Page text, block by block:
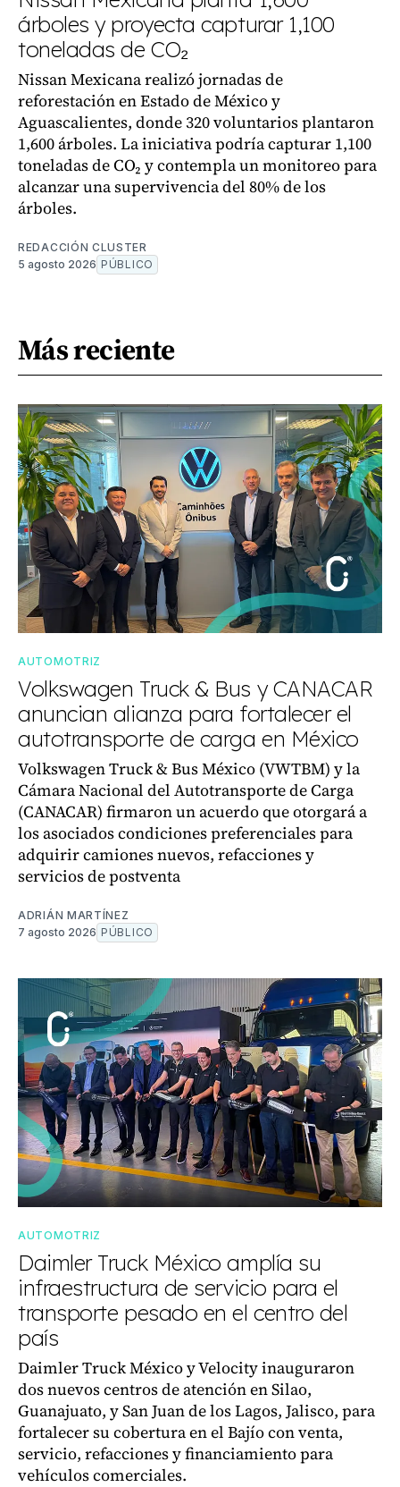
árboles y proyecta capturar 1,100
toneladas de CO₂
Nissan Mexicana realizó jornadas de
reforestación en Estado de México y
Aguascalientes, donde 320 voluntarios plantaron
1,600 árboles. La iniciativa podría capturar 1,100
toneladas de CO₂ y contempla un monitoreo para
alcanzar una supervivencia del 80% de los
árboles.
REDACCIÓN CLUSTER
5 agosto 2026 PÚBLICO
Más reciente
AUTOMOTRIZ
Volkswagen Truck & Bus y CANACAR
anuncian alianza para fortalecer el
autotransporte de carga en México
Volkswagen Truck & Bus México (VWTBM) y la
Cámara Nacional del Autotransporte de Carga
(CANACAR) firmaron un acuerdo que otorgará a
los asociados condiciones preferenciales para
adquirir camiones nuevos, refacciones y
servicios de postventa
ADRIÁN MARTÍNEZ
7 agosto 2026 PÚBLICO
AUTOMOTRIZ
Daimler Truck México amplía su
infraestructura de servicio para el
transporte pesado en el centro del
país
Daimler Truck México y Velocity inauguraron
dos nuevos centros de atención en Silao,
Guanajuato, y San Juan de los Lagos, Jalisco, para
fortalecer su cobertura en el Bajío con venta,
servicio, refacciones y financiamiento para
vehículos comerciales.